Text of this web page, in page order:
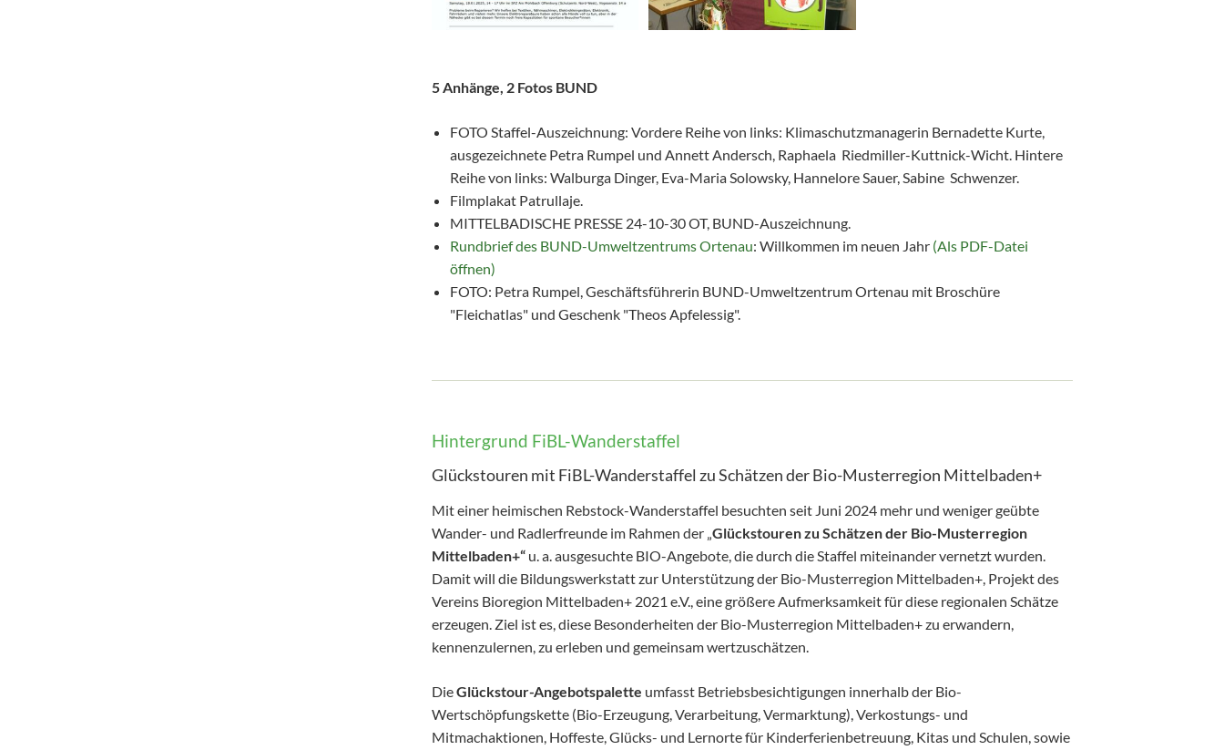
5 Anhänge, 2 Fotos BUND
FOTO Staffel-Auszeichnung: Vordere Reihe von links: Klimaschutzmanagerin Bernadette Kurte,
ausgezeichnete Petra Rumpel und Annett Andersch, Raphaela Riedmiller-Kuttnick-Wicht. Hintere
Reihe von links: Walburga Dinger, Eva-Maria Solowsky, Hannelore Sauer, Sabine Schwenzer.
Filmplakat Patrullaje.
MITTELBADISCHE PRESSE 24-10-30 OT, BUND-Auszeichnung.
Rundbrief des BUND-Umweltzentrums Ortenau: Willkommen im neuen Jahr (Als PDF-Datei
öffnen)
FOTO: Petra Rumpel, Geschäftsführerin BUND-Umweltzentrum Ortenau mit Broschüre
"Fleichatlas" und Geschenk "Theos Apfelessig".
Hintergrund FiBL-Wanderstaffel
Glückstouren mit FiBL-Wanderstaffel zu Schätzen der Bio-Musterregion Mittelbaden+
Mit einer heimischen Rebstock-Wanderstaffel besuchten seit Juni 2024 mehr und weniger geübte
Wander- und Radlerfreunde im Rahmen der „Glückstouren zu Schätzen der Bio-Musterregion
Mittelbaden+“ u. a. ausgesuchte BIO-Angebote, die durch die Staffel miteinander vernetzt wurden.
Damit will die Bildungswerkstatt zur Unterstützung der Bio-Musterregion Mittelbaden+, Projekt des
Vereins Bioregion Mittelbaden+ 2021 e.V., eine größere Aufmerksamkeit für diese regionalen Schätze
erzeugen. Ziel ist es, diese Besonderheiten der Bio-Musterregion Mittelbaden+ zu erwandern,
kennenzulernen, zu erleben und gemeinsam wertzuschätzen.
DieGlückstour-Angebotspalette umfasst Betriebsbesichtigungen innerhalb der Bio-
Wertschöpfungskette (Bio-Erzeugung, Verarbeitung, Vermarktung), Verkostungs- und
Mitmachaktionen, Hoffeste, Glücks- und Lernorte für Kinderferienbetreuung, Kitas und Schulen, sowie